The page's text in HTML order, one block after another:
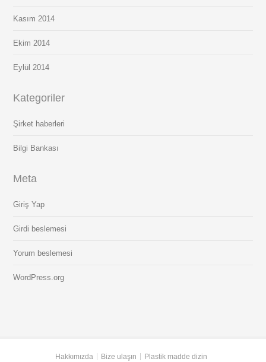
Kasım 2014
Ekim 2014
Eylül 2014
Kategoriler
Şirket haberleri
Bilgi Bankası
Meta
Giriş Yap
Girdi beslemesi
Yorum beslemesi
WordPress.org
Hakkımızda Bize ulaşın Plastik madde dizin